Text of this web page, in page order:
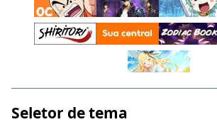
Seletor de tema